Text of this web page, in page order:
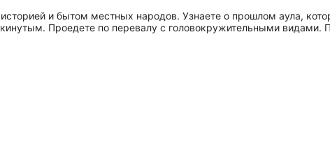
и бытом местных народов. Узнаете о прошлом аула,
Проедете по перевалу с головокружительными видами.